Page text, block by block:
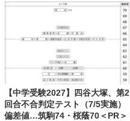
【中学受験2027】四谷大塚、第2
回合不合判定テスト（7/5実施）
偏差値…筑駒74・桜蔭70＜PR＞